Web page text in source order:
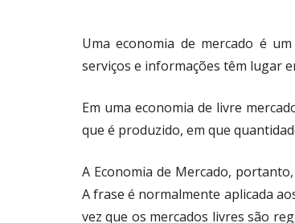
Uma economia de mercado é
serviços e informações têm lugar
Em uma economia de livre
que é produzido, em que
A Economia de Mercado,
A frase é normalmente aplicada
vez que os mercados livres são